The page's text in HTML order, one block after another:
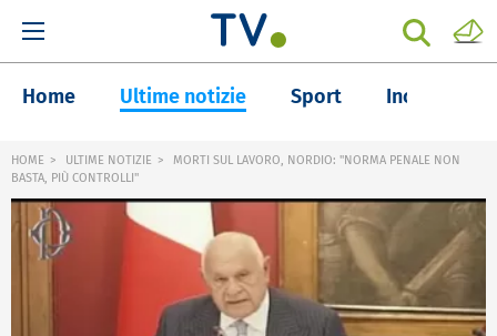
Home Ultime notizie Sport Inchieste
HOME ULTIME NOTIZIE
MORTI SUL LAVORO, NORDIO: "NORMA PENALE NON
BASTA, PIÙ CONTROLLI"